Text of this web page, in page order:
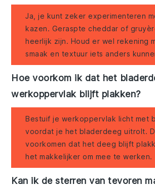
Ja, je kunt zeker experimenteren
kazen. Geraspte cheddar of
heerlijk zijn. Houd er wel rekening
smaak en textuur iets anders
Hoe voorkom ik dat het
werkoppervlak blijft plakken?
Bestuif je werkoppervlak licht met
voordat je het bladerdeeg uitrolt.
voorkomen dat het deeg blijft
het makkelijker om mee te werken.
Kan ik de sterren van tevoren